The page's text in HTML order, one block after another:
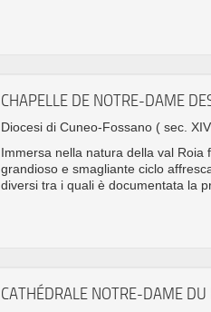
CHAPELLE DE NOTRE-DAME
Diocesi di Cuneo-Fossano ( sec.
Immersa nella natura della val
grandioso e smagliante ciclo
diversi tra i quali è documentata la
CATHÉDRALE NOTRE-DAME DU